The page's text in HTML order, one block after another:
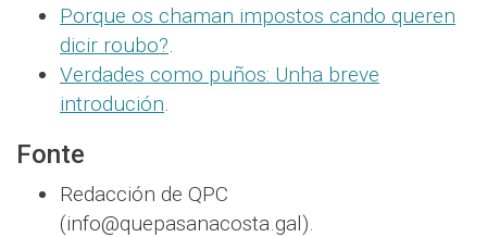
Porque os chaman impostos cando queren
dicir roubo?.
Verdades como puños: Unha breve
introdución.
Fonte
Redacción de QPC
(info@quepasanacosta.gal).